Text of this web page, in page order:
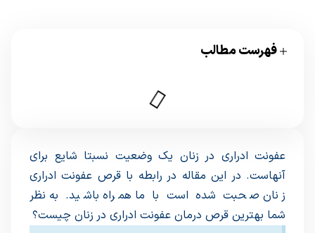
فهرست مطالب
عفونت ادراری در زنان یک وضعیت نسبتا شایع برای
آنهاست. در این مقاله در رابطه با قرص عفونت ادراری
زنان صحبت شده است با ما همراه باشید. به نظر
شما بهترین قرص درمان عفونت ادراری در زنان چیست؟